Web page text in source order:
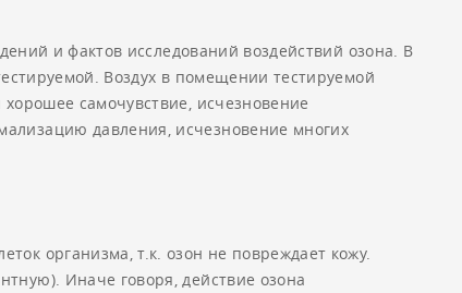
и фактов исследований воздействий озона. В
Воздух в помещении тестируемой
самочувствие, исчезновение
давления, исчезновение многих
организма, т.к. озон не повреждает кожу.
Иначе говоря, действие озона